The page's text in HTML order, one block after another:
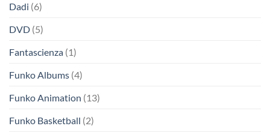
Dadi (6)
DVD (5)
Fantascienza (1)
Funko Albums (4)
Funko Animation (13)
Funko Basketball (2)